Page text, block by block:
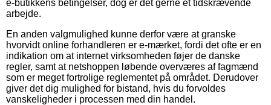
e-butikkens betingelser, dog er det gerne et tidskrævende
arbejde.
En anden valgmulighed kunne derfor være at granske
hvorvidt online forhandleren er e-mærket, fordi det ofte er en
indikation om at internet virksomheden føjer de danske
regler, samt at netshoppen løbende overværes af fagmænd
som er meget fortrolige reglementet på området. Derudover
giver det dig mulighed for bistand, hvis du forvoldes
vanskeligheder i processen med din handel.